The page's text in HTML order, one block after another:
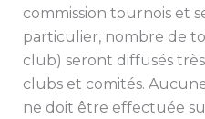
commission tournois et
particulier, nombre de
club) seront diffusés
clubs et comités.
ne doit être effectuée